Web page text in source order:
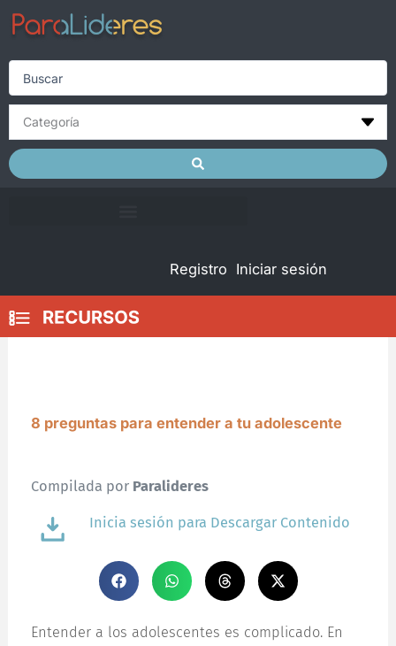
Skip
content
Search
Registro Iniciar sesión
8 preguntas para entender a tu adolescente
Compilada por Paralideres
Inicia sesión para Descargar Contenido
Entender a los adolescentes es complicado. En